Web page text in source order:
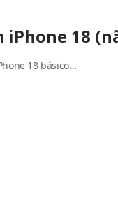
18
18 básico…